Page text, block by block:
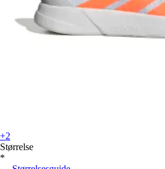
+2
Størrelse
*